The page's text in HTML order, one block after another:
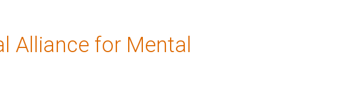
Alliance for Mental